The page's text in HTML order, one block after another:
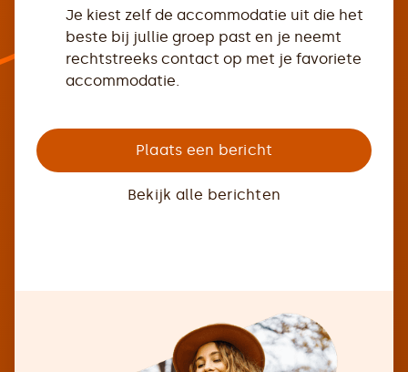
Je kiest zelf de accommodatie uit die het
beste bij jullie groep past en je neemt
rechtstreeks contact op met je favoriete
accommodatie.
Plaats een bericht
Bekijk alle berichten